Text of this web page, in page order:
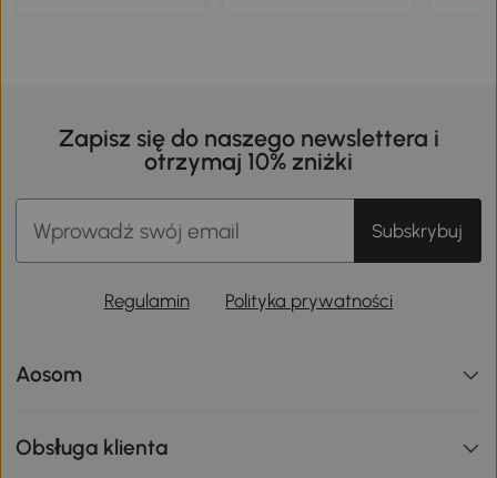
Zapisz się do naszego newslettera i
otrzymaj 10% zniżki
Subskrybuj
Regulamin Polityka prywatności
Aosom
Obsługa klienta